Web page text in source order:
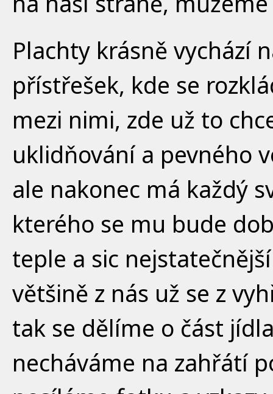
Plachty krásně vychází
přístřešek, kde se
mezi nimi, zde už to
uklidňování a pevného
ale nakonec má každý
kterého se mu bude
teple a sic
většině z nás už se z
tak se dělíme o část
necháváme na zahřátí